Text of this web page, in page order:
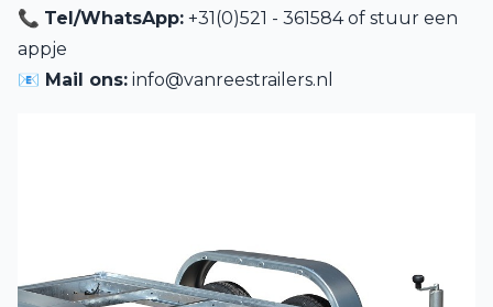
📞 Tel/WhatsApp: +31(0)521 - 361584 of stuur een
appje
📧 Mail ons: info@vanreestrailers.nl